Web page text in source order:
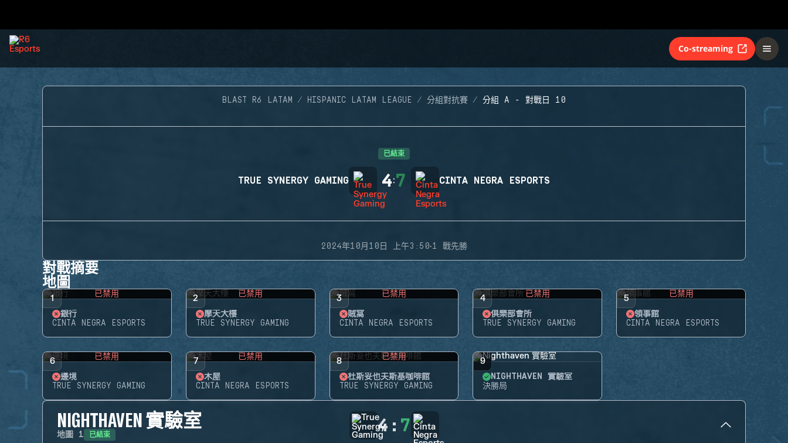
Co-streaming
BLAST R6 LATAM HISPANIC LATAM LEAGUE 分組對抗賽 分組 A - 對戰日 10
已結束
TRUE SYNERGY GAMING 4:7 CINTA NEGRA ESPORTS
2024年10月10日 上午3:50·1 戰先勝
對戰摘要
地圖
1 已禁用
銀行
CINTA NEGRA ESPORTS
2 已禁用
摩天大樓
TRUE SYNERGY GAMING
3 已禁用
賊窩
CINTA NEGRA ESPORTS
4 已禁用
俱樂部會所
TRUE SYNERGY GAMING
5 已禁用
領事館
CINTA NEGRA ESPORTS
6 已禁用
邊境
TRUE SYNERGY GAMING
7 已禁用
木屋
CINTA NEGRA ESPORTS
8 已禁用
杜斯妥也夫斯基咖啡館
TRUE SYNERGY GAMING
9
NIGHTHAVEN 實驗室
決勝局
NIGHTHAVEN 實驗室
地圖 1 已結束 4 : 7